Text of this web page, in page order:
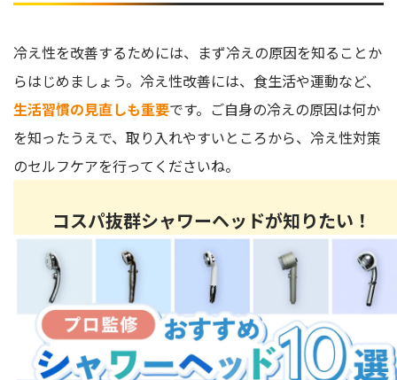
冷え性を改善するためには、まず冷えの原因を知ることか
らはじめましょう。冷え性改善には、食生活や運動など、
生活習慣の見直しも重要です。ご自身の冷えの原因は何か
を知ったうえで、取り入れやすいところから、冷え性対策
のセルフケアを行ってくださいね。
コスパ抜群シャワーヘッドが知りたい！